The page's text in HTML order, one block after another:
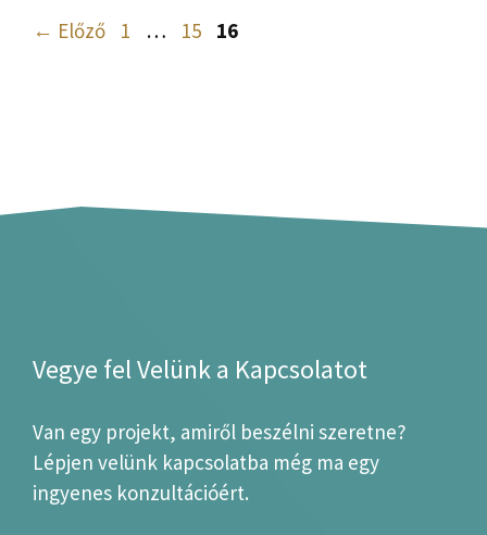
← Előző Oldal
1 … Oldal
15 Oldal
16
Vegye fel Velünk a Kapcsolatot
Van egy projekt, amiről beszélni szeretne?
Lépjen velünk kapcsolatba még ma egy
ingyenes konzultációért.